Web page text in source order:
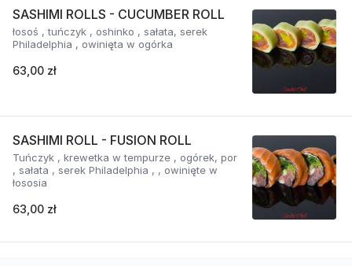
SASHIMI ROLLS - CUCUMBER ROLL
łosoś , tuńczyk , oshinko , sałata, serek
Philadelphia , owinięta w ogórka
63,00 zł
SASHIMI ROLL - FUSION ROLL
Tuńczyk , krewetka w tempurze , ogórek, por
, sałata , serek Philadelphia , , owinięte w
łososia
63,00 zł